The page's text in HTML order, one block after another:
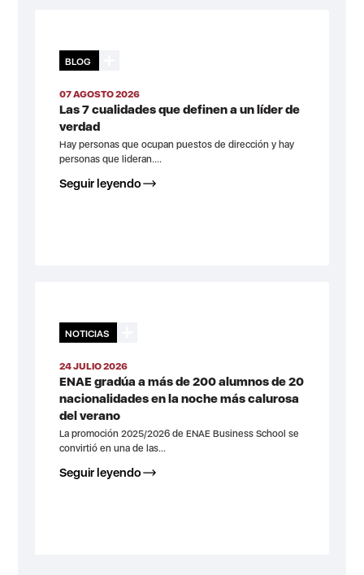
BLOG
07 AGOSTO 2026
Las 7 cualidades que definen a un líder de
verdad
Hay personas que ocupan puestos de dirección y hay
personas que lideran....
Seguir leyendo
NOTICIAS
24 JULIO 2026
ENAE gradúa a más de 200 alumnos de 20
nacionalidades en la noche más calurosa
del verano
La promoción 2025/2026 de ENAE Business School se
convirtió en una de las...
Seguir leyendo